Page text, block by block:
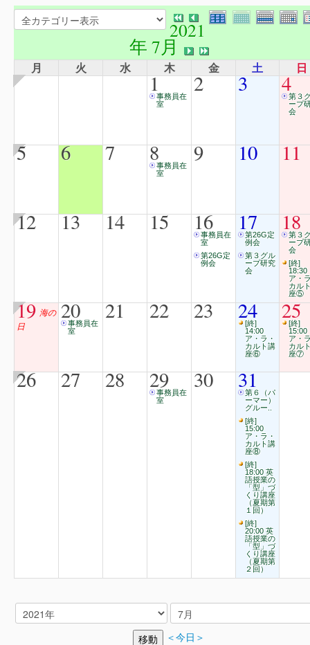
2021
年 7月
月 火 水 木 金 土 日
1事務員在
室
2 3 4第３
ープ
会
5 6 7 8事務員在
室
9 10 11
12 13 14 15 16
事務員在
室
第26G定
例会
17
第26G定
例会
第３グル
ープ研究
会
18
第３
ープ
会
[終]
18:30
ア・
カル
座⑤
19 海の
日
20
事務員在
室
21 22 23 24
[終]
14:00
ア・ラ・
カルト講
座⑥
25
[終]
15:00
ア・
カル
座⑦
26 27 28 29
事務員在
室
30 31
第６（パ
ーマー）
グルー..
[終]
15:00
ア・ラ・
カルト講
座⑧
[終]
18:00 英
語授業の
「型」づ
くり講座
（夏期第
１回）
[終]
20:00 英
語授業の
「型」づ
くり講座
（夏期第
２回）
＜今日＞